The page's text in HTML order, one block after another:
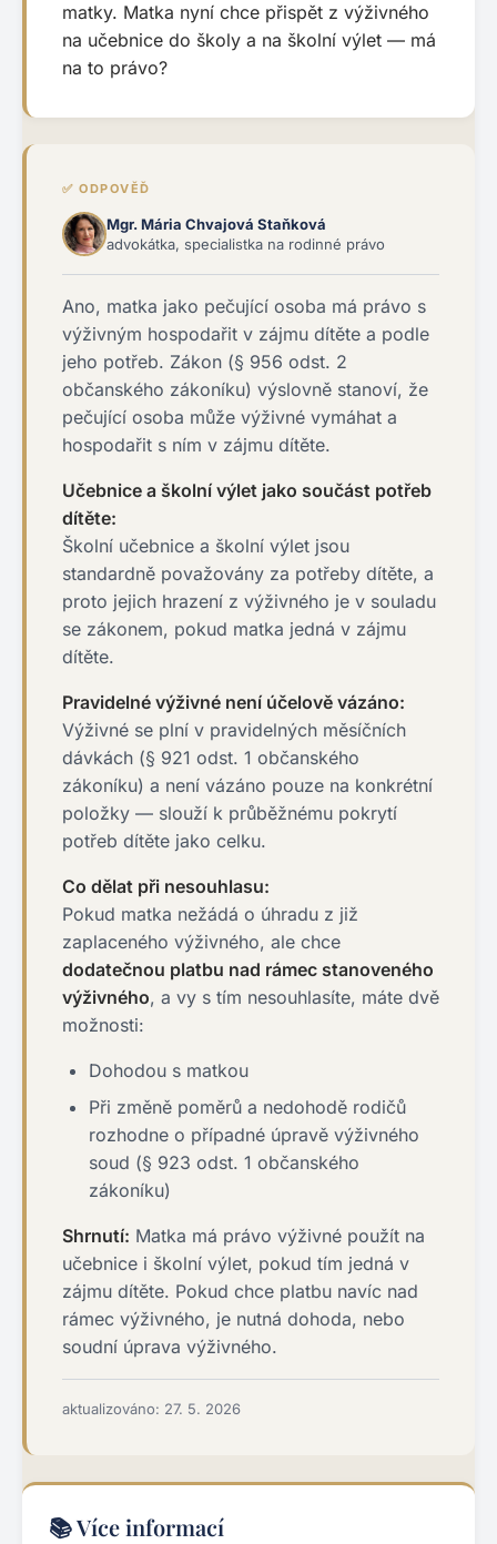
matky. Matka nyní chce přispět z výživného
na učebnice do školy a na školní výlet — má
na to právo?
✅ ODPOVĚĎ
Mgr. Mária Chvajová Staňková
advokátka, specialistka na rodinné právo
Ano, matka jako pečující osoba má právo s
výživným hospodařit v zájmu dítěte a podle
jeho potřeb. Zákon (§ 956 odst. 2
občanského zákoníku) výslovně stanoví, že
pečující osoba může výživné vymáhat a
hospodařit s ním v zájmu dítěte.
Učebnice a školní výlet jako součást potřeb
dítěte:
Školní učebnice a školní výlet jsou
standardně považovány za potřeby dítěte, a
proto jejich hrazení z výživného je v souladu
se zákonem, pokud matka jedná v zájmu
dítěte.
Pravidelné výživné není účelově vázáno:
Výživné se plní v pravidelných měsíčních
dávkách (§ 921 odst. 1 občanského
zákoníku) a není vázáno pouze na konkrétní
položky — slouží k průběžnému pokrytí
potřeb dítěte jako celku.
Co dělat při nesouhlasu:
Pokud matka nežádá o úhradu z již
zaplaceného výživného, ale chce
dodatečnou platbu nad rámec stanoveného
výživného, a vy s tím nesouhlasíte, máte dvě
možnosti:
Dohodou s matkou
Při změně poměrů a nedohodě rodičů
rozhodne o případné úpravě výživného
soud (§ 923 odst. 1 občanského
zákoníku)
Shrnutí: Matka má právo výživné použít na
učebnice i školní výlet, pokud tím jedná v
zájmu dítěte. Pokud chce platbu navíc nad
rámec výživného, je nutná dohoda, nebo
soudní úprava výživného.
aktualizováno: 27. 5. 2026
📚 Více informací